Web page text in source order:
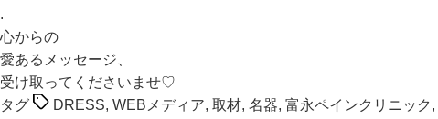
.
心からの
愛あるメッセージ、
受け取ってくださいませ♡
タグ
DRESS, WEBメディア, 取材, 名器, 富永ペインクリニック ,